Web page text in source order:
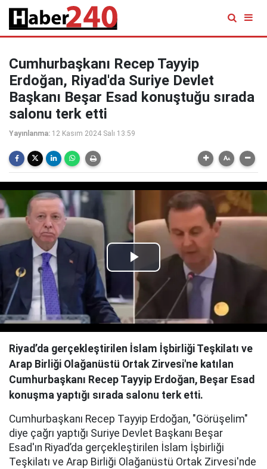
Cumhurbaşkanı Recep Tayyip
Erdoğan, Riyad'da Suriye Devlet
Başkanı Beşar Esad konuştuğu sırada
salonu terk etti
Yayınlanma: 12 Kasım 2024 Salı 13:59
Play
Video
Riyad’da gerçekleştirilen İslam İşbirliği Teşkilatı ve
Arap Birliği Olağanüstü Ortak Zirvesi'ne katılan
Cumhurbaşkanı Recep Tayyip Erdoğan, Beşar Esad
konuşma yaptığı sırada salonu terk etti.
Cumhurbaşkanı Recep Tayyip Erdoğan, "Görüşelim"
diye çağrı yaptığı Suriye Devlet Başkanı Beşar
Esad'ın Riyad’da gerçekleştirilen İslam İşbirliği
Teşkilatı ve Arap Birliği Olağanüstü Ortak Zirvesi'nde